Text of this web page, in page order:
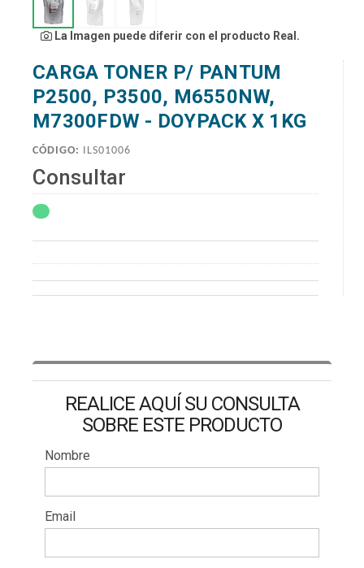
La Imagen puede diferir con el producto Real.
CARGA TONER P/ PANTUM
P2500, P3500, M6550NW,
M7300FDW - DOYPACK X 1KG
CÓDIGO: ILS01006
Consultar
REALICE AQUÍ SU CONSULTA
SOBRE ESTE PRODUCTO
Nombre
Email